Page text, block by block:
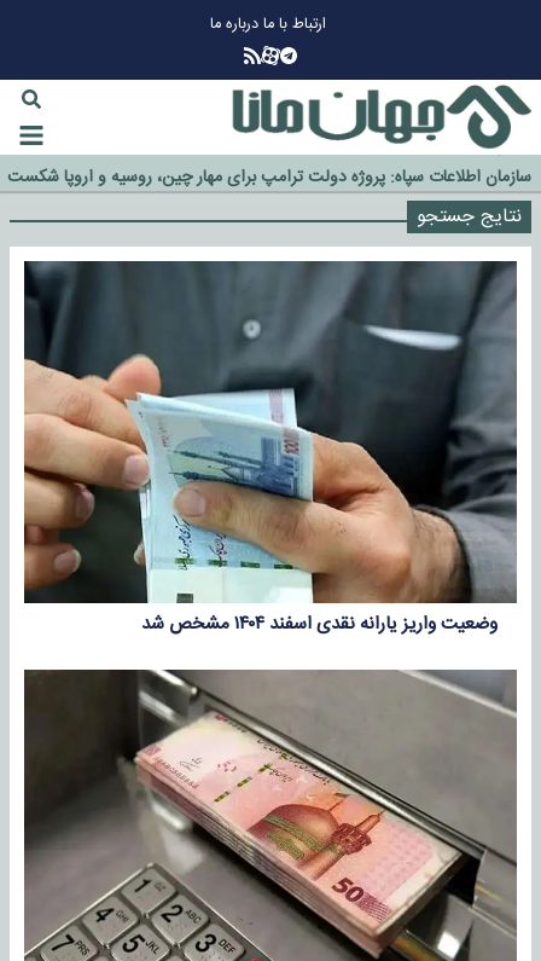
ارتباط با مادرباره ما
چرا طلا دوباره افزایشی شد؟
گزینه جدایی اوسمار روی میز مدیران پرسپولیس
آیا رئیس جمهور آمریکا قانون را دور می‌زند؟
اخراج رسمی چهره نامدار از پرسپولیس
سازمان اطلاعات سپاه: پروژه دولت ترامپ برای مهار چین، روسیه و اروپا شکست
خورد
نتایج جستجو
وضعیت واریز یارانه نقدی اسفند ۱۴۰۴ مشخص شد